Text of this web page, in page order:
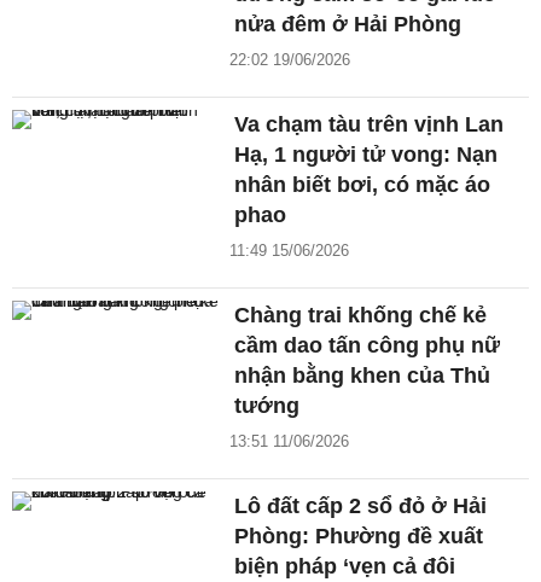
nửa đêm ở Hải Phòng
22:02 19/06/2026
Va chạm tàu trên vịnh Lan
Hạ, 1 người tử vong: Nạn
nhân biết bơi, có mặc áo
phao
11:49 15/06/2026
Chàng trai khống chế kẻ
cầm dao tấn công phụ nữ
nhận bằng khen của Thủ
tướng
13:51 11/06/2026
Lô đất cấp 2 sổ đỏ ở Hải
Phòng: Phường đề xuất
biện pháp ‘vẹn cả đôi